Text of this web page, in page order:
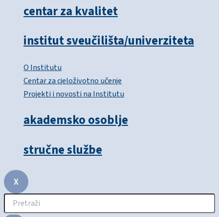
centar za kvalitet
institut sveučilišta/univerziteta
O Institutu
Centar za cjeloživotno učenje
Projekti i novosti na Institutu
akademsko osoblje
stručne službe
X